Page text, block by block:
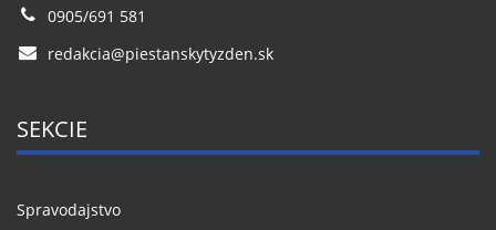
0905/691 581
redakcia@piestanskytyzden.sk
SEKCIE
Spravodajstvo